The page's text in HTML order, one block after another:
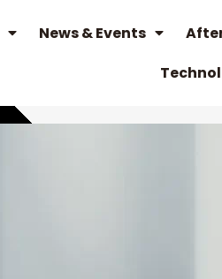
News & Events